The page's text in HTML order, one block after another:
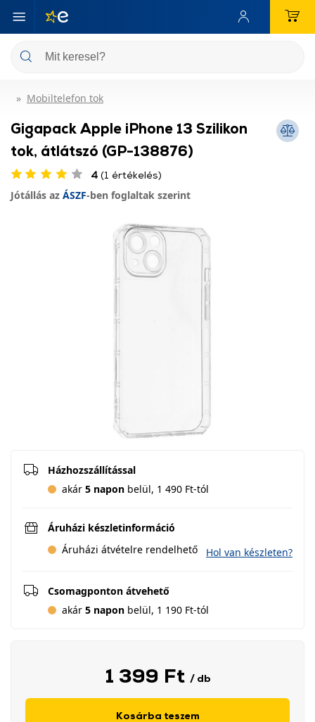
Mobiltelefon tok
Gigapack Apple iPhone 13 Szilikon
tok, átlátszó (GP-138876)
4 (1 értékelés)
Jótállás az ÁSZF-ben foglaltak szerint
Házhozszállítással
akár 5 napon belül, 1 490 Ft-tól
Áruházi készletinformáció
Áruházi átvételre rendelhető
Hol van készleten?
Csomagponton átvehető
akár 5 napon belül, 1 190 Ft-tól
1 399 Ft / db
Kosárba teszem